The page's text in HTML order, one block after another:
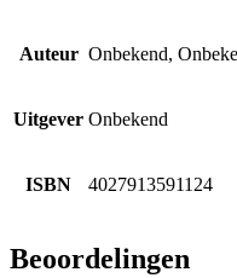
Auteur Onbekend,
Uitgever Onbekend
ISBN 4027913591124
Beoordelingen